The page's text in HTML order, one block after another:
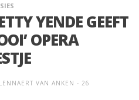
YENDE GEEFT
OPERA
LENNAERT VAN ANKEN - 26